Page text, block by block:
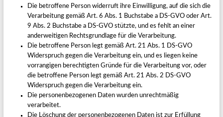
Die betroffene Person widerruft ihre Einwilligung, auf die sich die
Verarbeitung gemäß Art. 6 Abs. 1 Buchstabe a DS-GVO oder Art.
9 Abs. 2 Buchstabe a DS-GVO stützte, und es fehlt an einer
anderweitigen Rechtsgrundlage für die Verarbeitung.
Die betroffene Person legt gemäß Art. 21 Abs. 1 DS-GVO
Widerspruch gegen die Verarbeitung ein, und es liegen keine
vorrangigen berechtigten Gründe für die Verarbeitung vor, oder
die betroffene Person legt gemäß Art. 21 Abs. 2 DS-GVO
Widerspruch gegen die Verarbeitung ein.
Die personenbezogenen Daten wurden unrechtmäßig
verarbeitet.
Die Löschung der personenbezogenen Daten ist zur Erfüllung